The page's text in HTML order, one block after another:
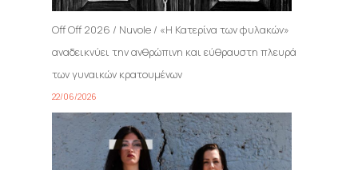
Off Off 2026 / Nuvole / «Η Κατερίνα των φυλακών»
αναδεικνύει την ανθρώπινη και εύθραυστη πλευρά
των γυναικών κρατουμένων
22/06/2026